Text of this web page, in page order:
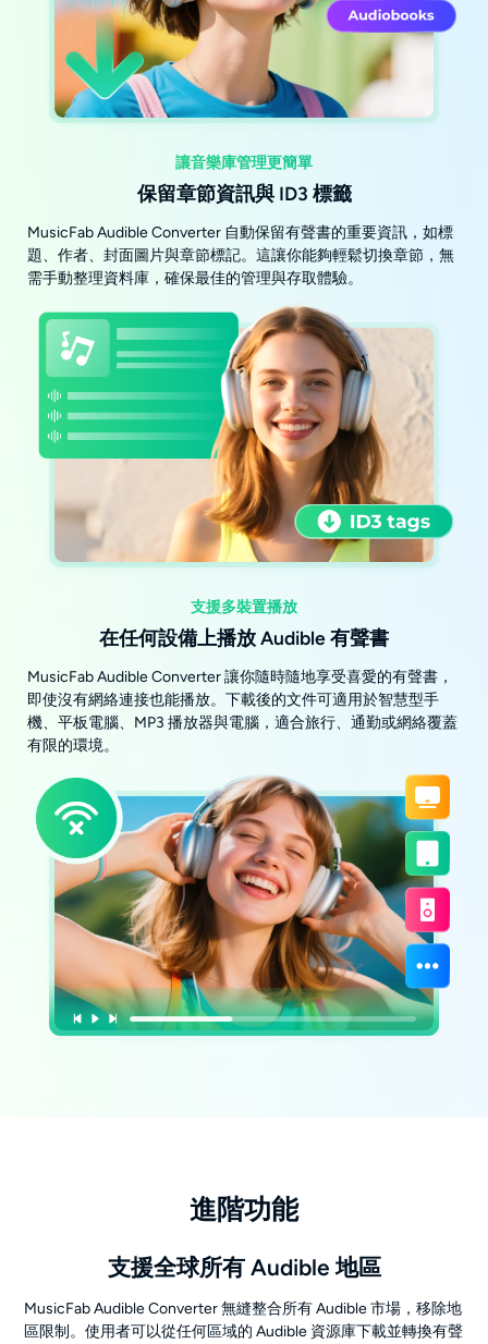
讓音樂庫管理更簡單
保留章節資訊與 ID3 標籤
MusicFab Audible Converter 自動保留有聲書的重要資訊，如標
題、作者、封面圖片與章節標記。這讓你能夠輕鬆切換章節，無
需手動整理資料庫，確保最佳的管理與存取體驗。
支援多裝置播放
在任何設備上播放 Audible 有聲書
MusicFab Audible Converter 讓你隨時隨地享受喜愛的有聲書，
即使沒有網絡連接也能播放。下載後的文件可適用於智慧型手
機、平板電腦、MP3 播放器與電腦，適合旅行、通勤或網絡覆蓋
有限的環境。
進階功能
支援全球所有 Audible 地區
MusicFab Audible Converter 無縫整合所有 Audible 市場，移除地
區限制。使用者可以從任何區域的 Audible 資源庫下載並轉換有聲